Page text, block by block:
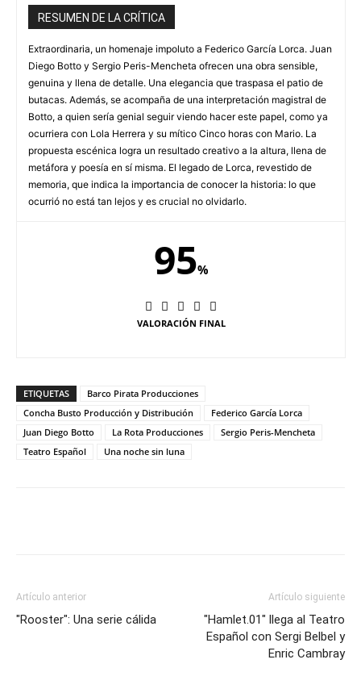
RESUMEN DE LA CRÍTICA
Extraordinaria, un homenaje impoluto a Federico García Lorca. Juan
Diego Botto y Sergio Peris-Mencheta ofrecen una obra sensible,
genuina y llena de detalle. Una elegancia que traspasa el patio de
butacas. Además, se acompaña de una interpretación magistral de
Botto, a quien sería genial seguir viendo hacer este papel, como ya
ocurriera con Lola Herrera y su mítico Cinco horas con Mario. La
propuesta escénica logra un resultado creativo a la altura, llena de
metáfora y poesía en sí misma. El legado de Lorca, revestido de
memoria, que indica la importancia de conocer la historia: lo que
ocurrió no está tan lejos y es crucial no olvidarlo.
95%
VALORACIÓN FINAL
ETIQUETAS
Barco Pirata Producciones
Concha Busto Producción y Distribución
Federico García Lorca
Juan Diego Botto
La Rota Producciones
Sergio Peris-Mencheta
Teatro Español
Una noche sin luna
Artículo anterior
"Rooster": Una serie cálida
Artículo siguiente
"Hamlet.01" llega al Teatro
Español con Sergi Belbel y
Enric Cambray